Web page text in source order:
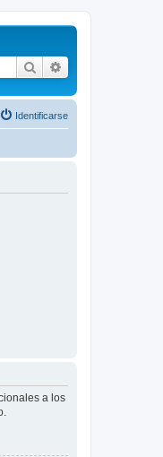
Buscar
Identificarse
a los